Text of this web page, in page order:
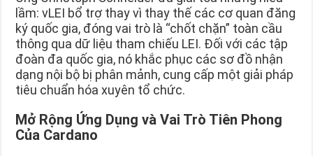
lầm: vLEI bổ trợ thay vì thay thế các cơ quan đăng
ký quốc gia, đóng vai trò là “chốt chặn” toàn cầu
thông qua dữ liệu tham chiếu LEI. Đối với các tập
đoàn đa quốc gia, nó khắc phục các sơ đồ nhận
dạng nội bộ bị phân mảnh, cung cấp một giải pháp
tiêu chuẩn hóa xuyên tổ chức.
Mở Rộng Ứng Dụng và Vai Trò Tiên Phong
Của Cardano